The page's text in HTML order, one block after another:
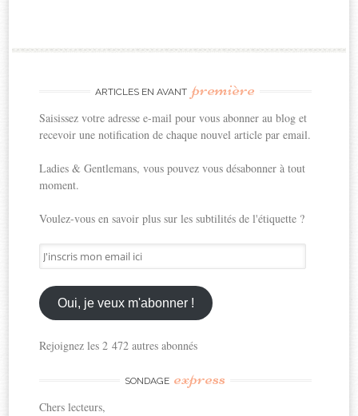
ARTICLES EN AVANT première
Saisissez votre adresse e-mail pour vous abonner au blog et
recevoir une notification de chaque nouvel article par email.
Ladies & Gentlemans, vous pouvez vous désabonner à tout
moment.
Voulez-vous en savoir plus sur les subtilités de l'étiquette ?
J'inscris
mon
email
ici
Oui, je veux m'abonner !
Rejoignez les 2 472 autres abonnés
SONDAGE express
Chers lecteurs,